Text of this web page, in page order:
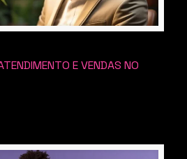
E VENDAS NO